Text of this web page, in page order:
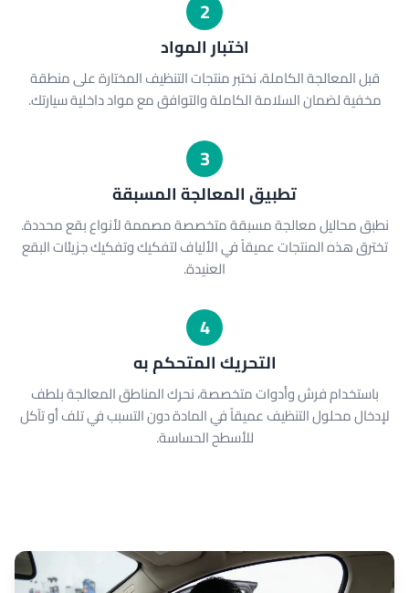
2
اختبار المواد
قبل المعالجة الكاملة، نختبر منتجات التنظيف المختارة على منطقة
مخفية لضمان السلامة الكاملة والتوافق مع مواد داخلية سيارتك.
3
تطبيق المعالجة المسبقة
نطبق محاليل معالجة مسبقة متخصصة مصممة لأنواع بقع محددة.
تخترق هذه المنتجات عميقاً في الألياف لتفكيك وتفكيك جزيئات البقع
العنيدة.
4
التحريك المتحكم به
باستخدام فرش وأدوات متخصصة، نحرك المناطق المعالجة بلطف
لإدخال محلول التنظيف عميقاً في المادة دون التسبب في تلف أو تآكل
للأسطح الحساسة.